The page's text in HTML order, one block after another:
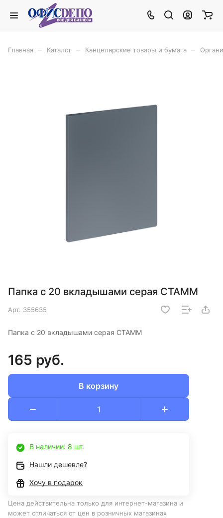
Главная Каталог Канцелярские товары и бумага
Папка с 20 вкладышами серая СТАММ
Арт. 355635
Папка с 20 вкладышами серая СТАММ
165 руб.
В корзину
В наличии: 8 шт.
Нашли дешевле?
Хочу в подарок
Цена действительна только для интернет-магазина и
может отличаться от цен в розничных магазинах